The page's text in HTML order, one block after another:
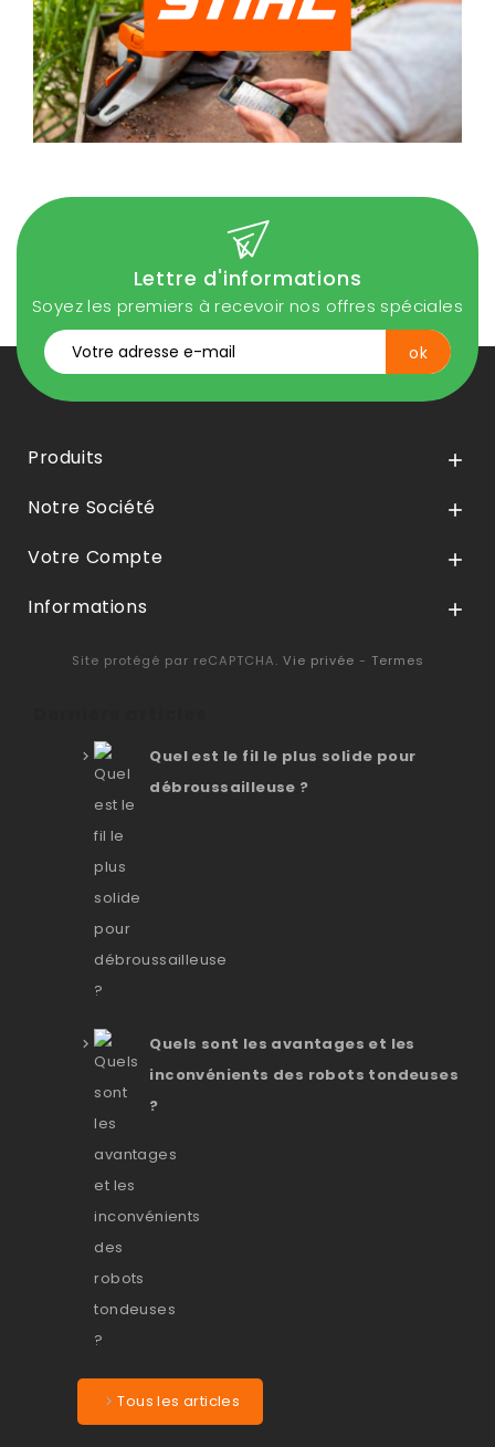
Lettre d'informations
Soyez les premiers à recevoir nos offres spéciales
Produits 
Notre Société 
Votre Compte 
Informations 
Site protégé par reCAPTCHA. Vie privée - Termes
Quel est le fil le plus solide pour
débroussailleuse ?
Quels sont les avantages et les
inconvénients des robots tondeuses
?
Tous les articles